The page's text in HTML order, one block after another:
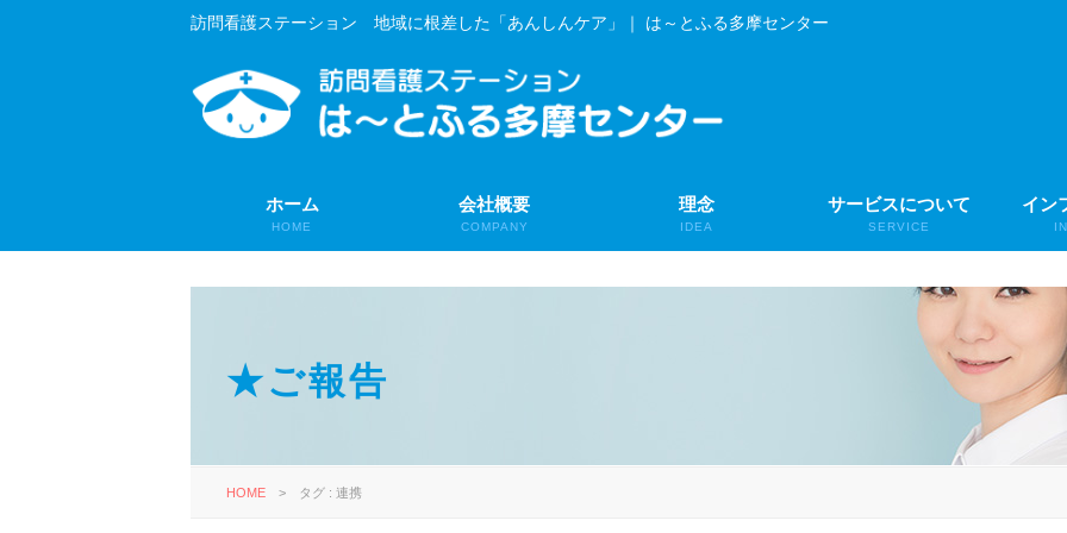
訪問看護ステーション 地域に根差した「あんしんケア」｜ は～とふる多摩センター
ホーム
HOME
会社概要
COMPANY
理念
IDEA
サービスについて
SERVICE
イン
★ご報告
HOME > タグ : 連携